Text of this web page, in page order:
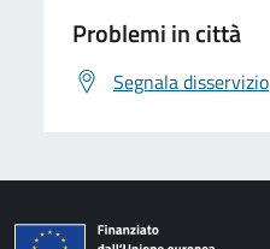
Problemi in città
Segnala disservizio